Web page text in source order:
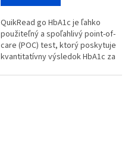
QuikRead go HbA1c je ľahko
použiteľný a spoľahlivý point-of-
care (POC) test, ktorý poskytuje
kvantitatívny výsledok HbA1c za
vzorky v jednom kroku...